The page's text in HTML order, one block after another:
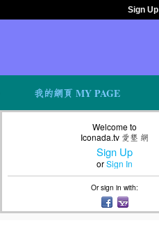
Sign Up
我的網頁 MY PAGE
Welcome to
Iconada.tv 愛墾 網
Sign Up
orSign In
Or sign in with: